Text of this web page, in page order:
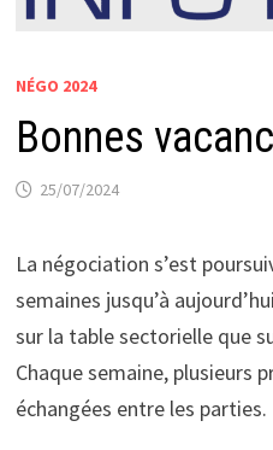
NÉGO 2024
Bonnes
25/07/2024
La négociation s’est
semaines jusqu’à
sur la table sectorielle que
Chaque semaine, plusieurs
échangées entre les parties.